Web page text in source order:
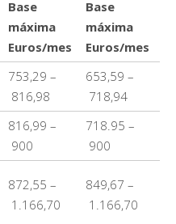
Base
máxima
Euros/mes
Base
máxima
Euros/mes
753,29 –
816,98
653,59 –
718,94
816,99 –
900
718.95 –
900
872,55 –
1.166,70
849,67 –
1.166,70